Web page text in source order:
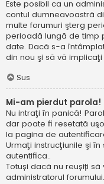
Este posibil ca un
contul dumneavoastră
multe forumuri şterg
perioadă lungă de timp
date. Dacă s-a
din nou şi să vă
Sus
Mi-am pierdut parola!
Nu intraţi în panică!
dar poate fi resetată
la pagina de
Urmaţi instrucţiunile şi
autentifica..
Totuși dacă nu reușiți
administratorul forumului.